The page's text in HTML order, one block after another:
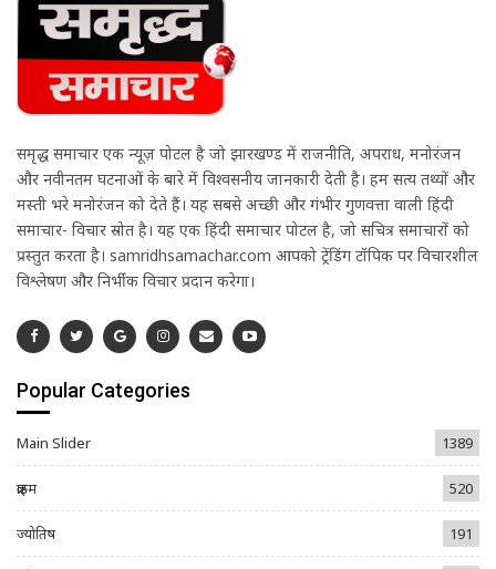
समृद्ध समाचार एक न्यूज़ पोर्टल है जो झारखण्ड में राजनीति, अपराध, मनोरंजन
और नवीनतम घटनाओं के बारे में विश्वसनीय जानकारी देती है। हम सत्य तथ्यों और
मस्ती भरे मनोरंजन को देते हैं। यह सबसे अच्छी और गंभीर गुणवत्ता वाली हिंदी
समाचार- विचार स्रोत है। यह एक हिंदी समाचार पोर्टल है, जो सचित्र समाचारों को
प्रस्तुत करता है। samridhsamachar.com आपको ट्रेंडिंग टॉपिक पर विचारशील
विश्लेषण और निर्भीक विचार प्रदान करेगा।
Popular Categories
Main Slider 1389
क्राइम 520
ज्योतिष 191